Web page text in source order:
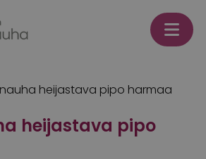
heijastava pipo harmaa
heijastava pipo